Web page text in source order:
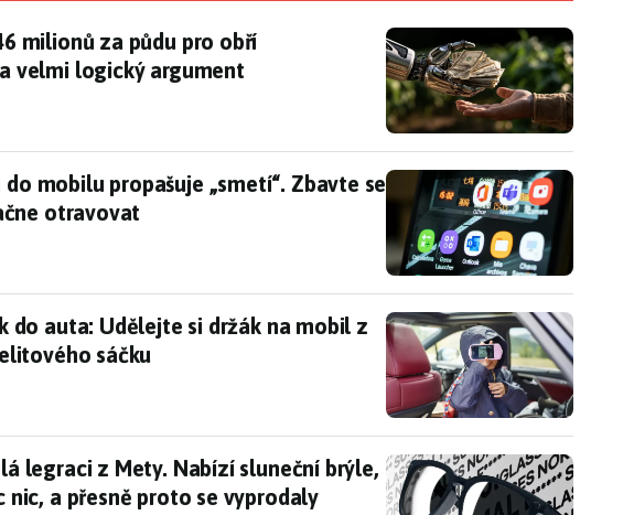
milionů za půdu pro obří datacentrum. Měla velmi logický
milionů za půdu pro obří
velmi logický argument
mobilu propašuje „smetí“. Zbavte se ho dřív, než vás začne
mobilu propašuje „smetí“. Zbavte se
otravovat
do auta: Udělejte si držák na mobil z uzavíratelného
do auta: Udělejte si držák na mobil z
sáčku
legraci z Mety. Nabízí sluneční brýle, které neumí vůbec nic,
legraci z Mety. Nabízí sluneční brýle,
nic, a přesně proto se vyprodaly